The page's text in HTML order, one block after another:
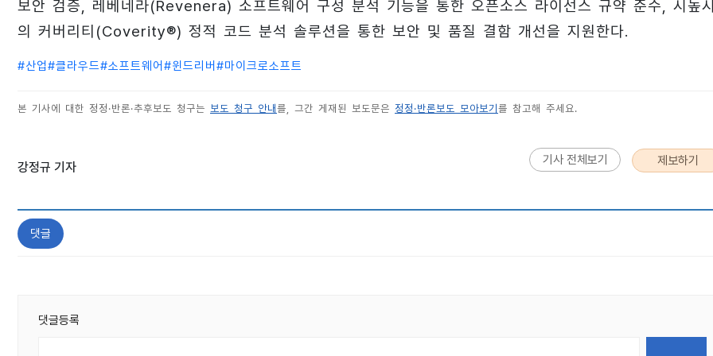
보안 검증, 레베네라(Revenera) 소프트웨어 구성 분석 기능을 통한 오픈소스 라이선스 규약 준수, 시높
의 커버리티(Coverity®) 정적 코드 분석 솔루션을 통한 보안 및 품질 결함 개선을 지원한다.
#산업#클라우드#소프트웨어 #윈드리버 #마이크로소프트
본 기사에 대한 정정·반론·추후보도 청구는 보도 청구 안내를, 그간 게재된 보도문은 정정·반론보도 모아보기를 참고해 주세요.
강정규 기자 기사 전체보기 제보하기
댓글
댓글등록